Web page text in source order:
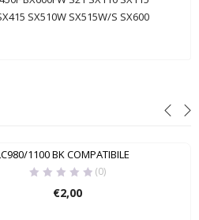
SX510W SX515W/S SX600
1100 BK COMPATIBILE
(0)
€2,00